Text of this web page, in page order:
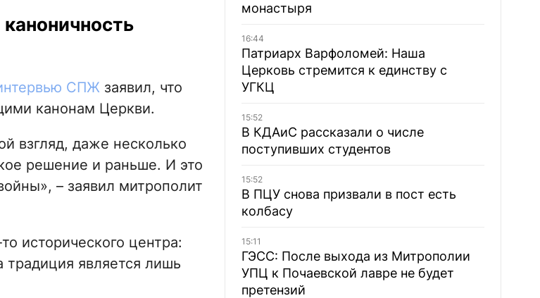
СПЖ заявил, что
канонам Церкви.
взгляд, даже несколько
решение и раньше. И это
– заявил митрополит
исторического центра:
является лишь
монастыря
16:44
Патриарх Варфоломей: Наша
Церковь стремится к единству с
УГКЦ
15:52
В КДАиС рассказали о числе
поступивших студентов
15:52
В ПЦУ снова призвали в пост есть
колбасу
15:11
ГЭСС: После выхода из Митрополии
УПЦ к Почаевской лавре не будет
претензий